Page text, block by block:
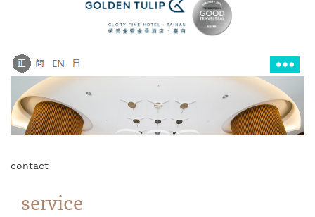
contact
service